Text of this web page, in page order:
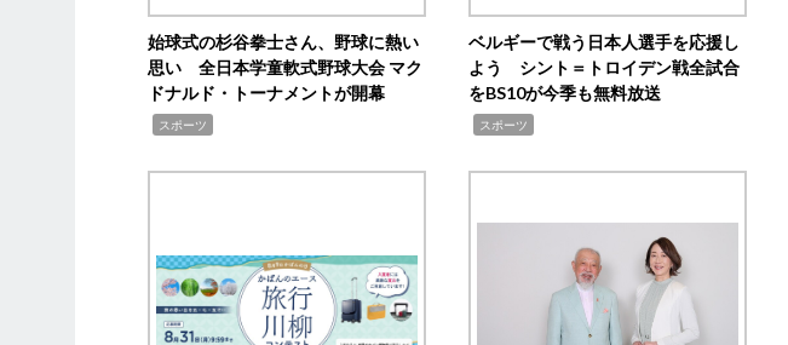
始球式の杉谷拳士さん、野球に熱い
思い 全日本学童軟式野球大会 マク
ドナルド・トーナメントが開幕
スポーツ
ベルギーで戦う日本人選手を応援し
よう シント＝トロイデン戦全試合
をBS10が今季も無料放送
スポーツ